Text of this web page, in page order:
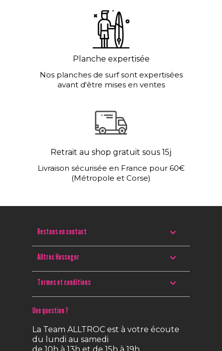
Planche expertisée
Nos planches de surf sont expertisées
avant d'être mises en ventes
Retrait au shop gratuit sous 15j
Livraison sécurisée en France pour 60€
(Métropole et Corse)
Restons en contact 
Alltroc Hossegor 
Termes et conditions 
Une question ?
La Team ALLTROC est à votre écoute
du lundi au samedi